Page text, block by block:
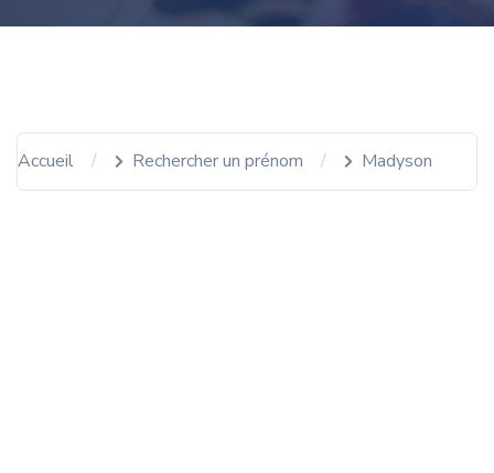
Accueil Rechercher un prénom Madyson